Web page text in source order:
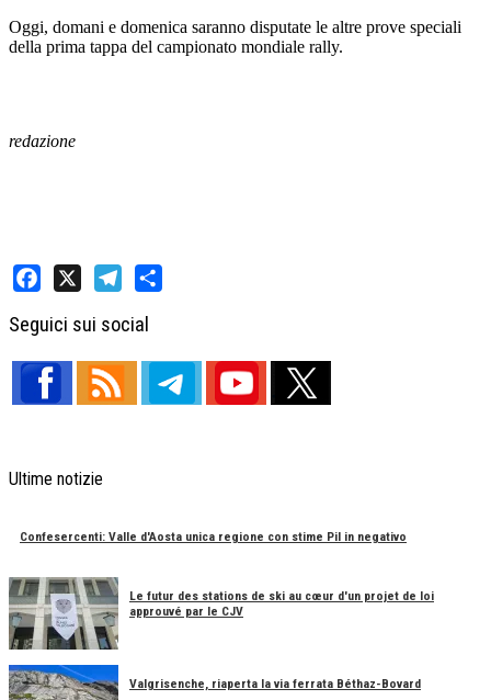
Oggi, domani e domenica saranno disputate le altre prove speciali
della prima tappa del campionato mondiale rally.
redazione
Seguici sui social
Ultime notizie
Confesercenti: Valle d'Aosta unica regione con stime Pil in negativo
Le futur des stations de ski au cœur d'un projet de loi
approuvé par le CJV
Valgrisenche, riaperta la via ferrata Béthaz-Bovard